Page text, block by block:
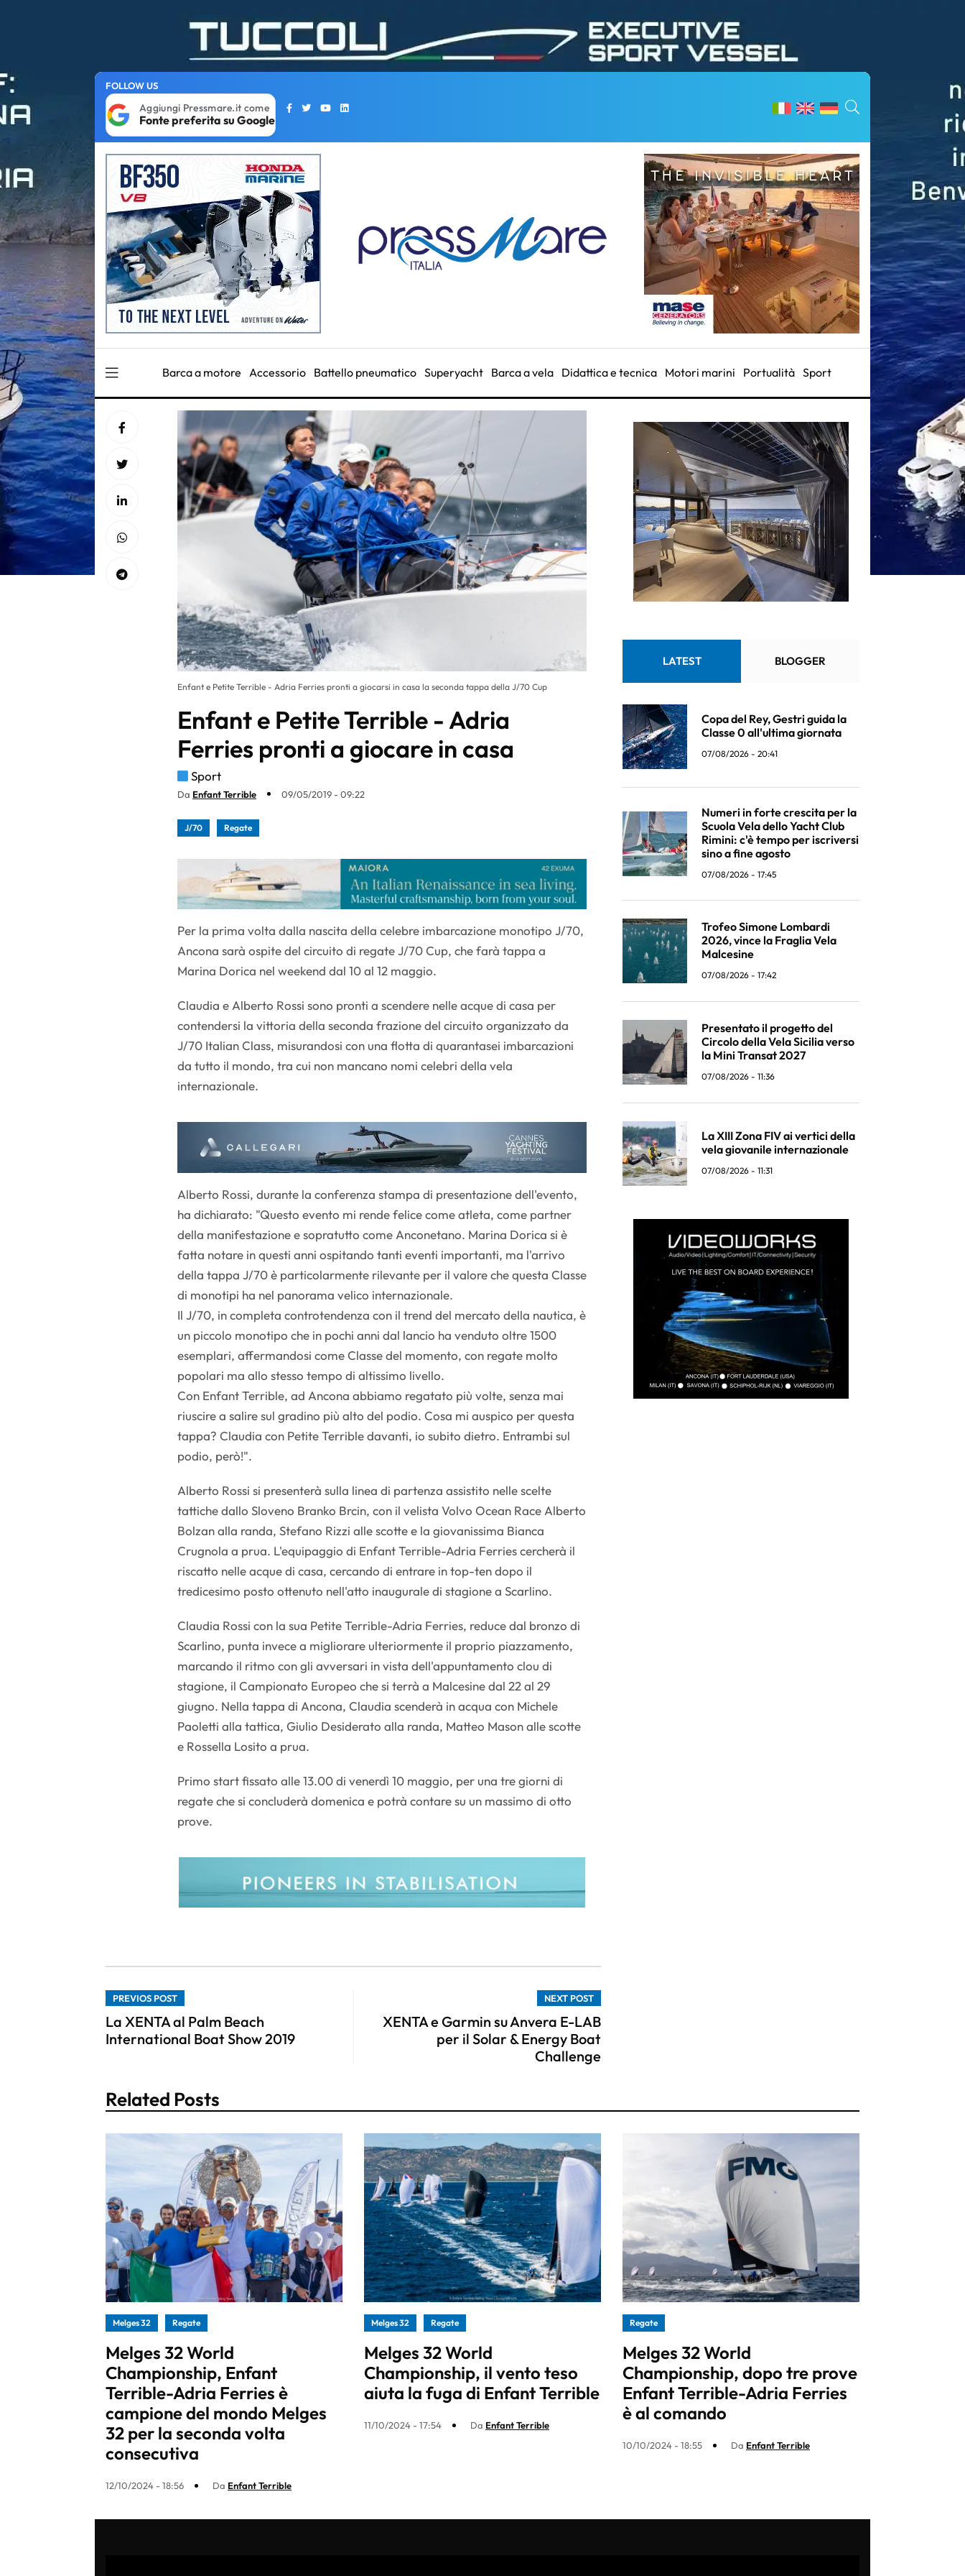
FOLLOW US
Aggiungi Pressmare.it come
Fonte preferita su Google
Barca a motore Accessorio Battello pneumatico Superyacht Barca a vela Didattica e tecnica Motori marini Portualità Sport
Enfant e Petite Terrible - Adria Ferries pronti a giocarsi in casa la seconda tappa della J/70 Cup
Enfant e Petite Terrible - Adria
Ferries pronti a giocare in casa
Sport
Da Enfant Terrible 09/05/2019 - 09:22
J/70 Regate
Per la prima volta dalla nascita della celebre imbarcazione monotipo J/70,
Ancona sarà ospite del circuito di regate J/70 Cup, che farà tappa a
Marina Dorica nel weekend dal 10 al 12 maggio.
Claudia e Alberto Rossi sono pronti a scendere nelle acque di casa per
contendersi la vittoria della seconda frazione del circuito organizzato da
J/70 Italian Class, misurandosi con una flotta di quarantasei imbarcazioni
da tutto il mondo, tra cui non mancano nomi celebri della vela
internazionale.
Alberto Rossi, durante la conferenza stampa di presentazione dell'evento,
ha dichiarato: "Questo evento mi rende felice come atleta, come partner
della manifestazione e sopratutto come Anconetano. Marina Dorica si è
fatta notare in questi anni ospitando tanti eventi importanti, ma l'arrivo
della tappa J/70 è particolarmente rilevante per il valore che questa Classe
di monotipi ha nel panorama velico internazionale.
Il J/70, in completa controtendenza con il trend del mercato della nautica, è
un piccolo monotipo che in pochi anni dal lancio ha venduto oltre 1500
esemplari, affermandosi come Classe del momento, con regate molto
popolari ma allo stesso tempo di altissimo livello.
Con Enfant Terrible, ad Ancona abbiamo regatato più volte, senza mai
riuscire a salire sul gradino più alto del podio. Cosa mi auspico per questa
tappa? Claudia con Petite Terrible davanti, io subito dietro. Entrambi sul
podio, però!".
Alberto Rossi si presenterà sulla linea di partenza assistito nelle scelte
tattiche dallo Sloveno Branko Brcin, con il velista Volvo Ocean Race Alberto
Bolzan alla randa, Stefano Rizzi alle scotte e la giovanissima Bianca
Crugnola a prua. L'equipaggio di Enfant Terrible-Adria Ferries cercherà il
riscatto nelle acque di casa, cercando di entrare in top-ten dopo il
tredicesimo posto ottenuto nell'atto inaugurale di stagione a Scarlino.
Claudia Rossi con la sua Petite Terrible-Adria Ferries, reduce dal bronzo di
Scarlino, punta invece a migliorare ulteriormente il proprio piazzamento,
marcando il ritmo con gli avversari in vista dell'appuntamento clou di
stagione, il Campionato Europeo che si terrà a Malcesine dal 22 al 29
giugno. Nella tappa di Ancona, Claudia scenderà in acqua con Michele
Paoletti alla tattica, Giulio Desiderato alla randa, Matteo Mason alle scotte
e Rossella Losito a prua.
Primo start fissato alle 13.00 di venerdì 10 maggio, per una tre giorni di
regate che si concluderà domenica e potrà contare su un massimo di otto
prove.
PREVIOS POST
La XENTA al Palm Beach
International Boat Show 2019
NEXT POST
XENTA e Garmin su Anvera E-LAB
per il Solar & Energy Boat
Challenge
LATEST BLOGGER
Copa del Rey, Gestri guida la
Classe 0 all'ultima giornata
07/08/2026 - 20:41
Numeri in forte crescita per la
Scuola Vela dello Yacht Club
Rimini: c'è tempo per iscriversi
sino a fine agosto
07/08/2026 - 17:45
Trofeo Simone Lombardi
2026, vince la Fraglia Vela
Malcesine
07/08/2026 - 17:42
Presentato il progetto del
Circolo della Vela Sicilia verso
la Mini Transat 2027
07/08/2026 - 11:36
La XIII Zona FIV ai vertici della
vela giovanile internazionale
07/08/2026 - 11:31
Related Posts
Melges 32 Regate
Melges 32 World
Championship, Enfant
Terrible-Adria Ferries è
campione del mondo Melges
32 per la seconda volta
consecutiva
12/10/2024 - 18:56 Da Enfant Terrible
Melges 32 Regate
Melges 32 World
Championship, il vento teso
aiuta la fuga di Enfant Terrible
11/10/2024 - 17:54 Da Enfant Terrible
Regate
Melges 32 World
Championship, dopo tre prove
Enfant Terrible-Adria Ferries
è al comando
10/10/2024 - 18:55 Da Enfant Terrible